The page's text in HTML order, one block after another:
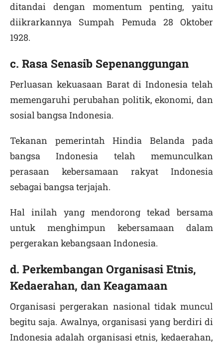
ditandai dengan momentum penting, yaitu
diikrarkannya Sumpah Pemuda 28 Oktober
1928.
c. Rasa Senasib Sepenanggungan
Perluasan kekuasaan Barat di Indonesia telah
memengaruhi perubahan politik, ekonomi, dan
sosial bangsa Indonesia.
Tekanan pemerintah Hindia Belanda pada
bangsa Indonesia telah memunculkan
perasaan kebersamaan rakyat Indonesia
sebagai bangsa terjajah.
Hal inilah yang mendorong tekad bersama
untuk menghimpun kebersamaan dalam
pergerakan kebangsaan Indonesia.
d. Perkembangan Organisasi Etnis,
Kedaerahan, dan Keagamaan
Organisasi pergerakan nasional tidak muncul
begitu saja. Awalnya, organisasi yang berdiri di
Indonesia adalah organisasi etnis, kedaerahan,